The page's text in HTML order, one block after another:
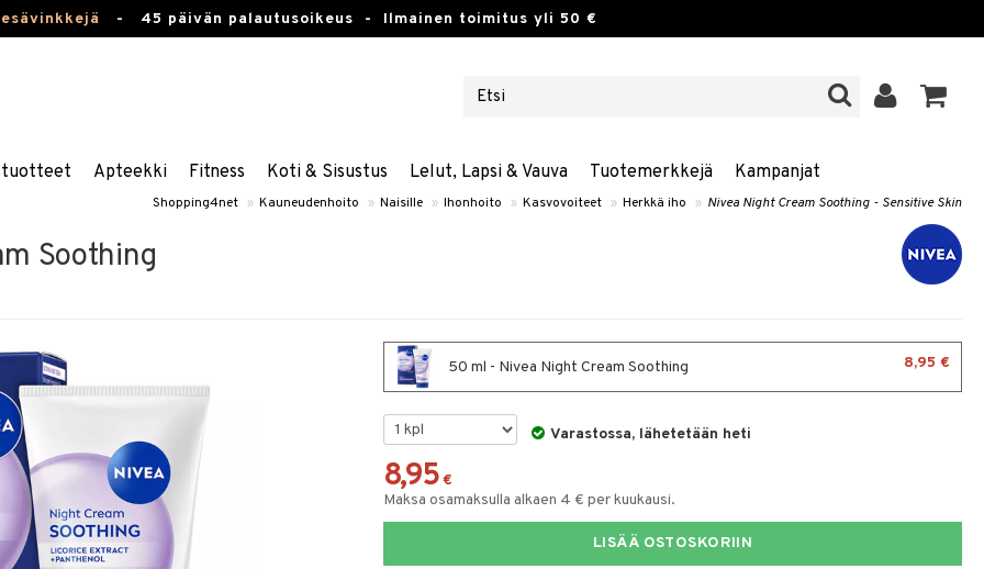
- 45 päivän palautusoikeus - Ilmainen toimitus yli 50 €
Apteekki Fitness Koti & Sisustus Lelut, Lapsi & Vauva Tuotemerkkejä Kampanjat
Shopping4net » Kauneudenhoito » Naisille » Ihonhoito » Kasvovoiteet » Herkkä iho » Nivea Night Cream Soothing - Sensitive Skin
Soothing
50 ml - Nivea Night Cream Soothing 8,95 €
Varastossa, lähetetään heti
8,95 €
Maksa osamaksulla alkaen 4 € per kuukausi.
LISÄÄ OSTOSKORIIN